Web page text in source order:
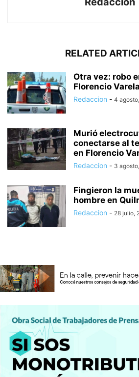
RELATED
Otra vez: robo
Florencio Varela
Redaccion - 4
Murió
conectarse al
en Florencio
Redaccion - 3
Fingieron la
hombre en
Redaccion - 28 julio,